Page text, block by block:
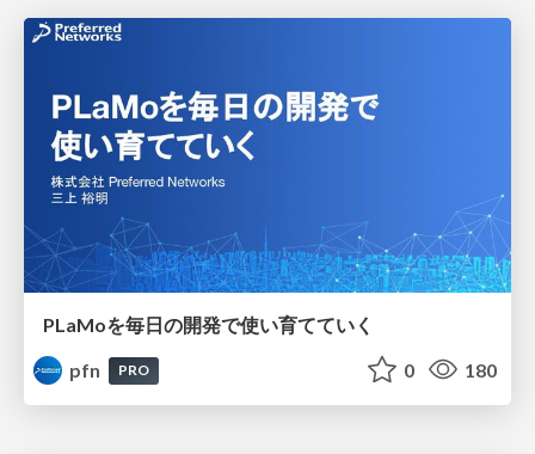
PLaMoを毎日の開発で使い育てていく
pfn
PRO 0 180